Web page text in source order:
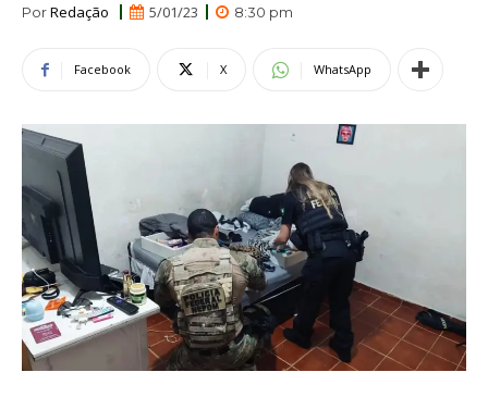
PorRedação 5/01/23 8:30 pm
Facebook X WhatsApp